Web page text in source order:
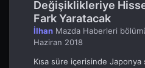
Değişiklikleriye
Fark Yaratacak
İlhan Mazda Haberleri
Haziran 2018
Kısa süre içerisinde Japonya